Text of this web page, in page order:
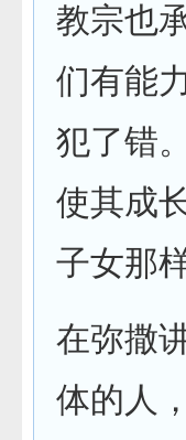
教宗也
们有能
犯了错
使其成
子女那
在弥撒
体的人